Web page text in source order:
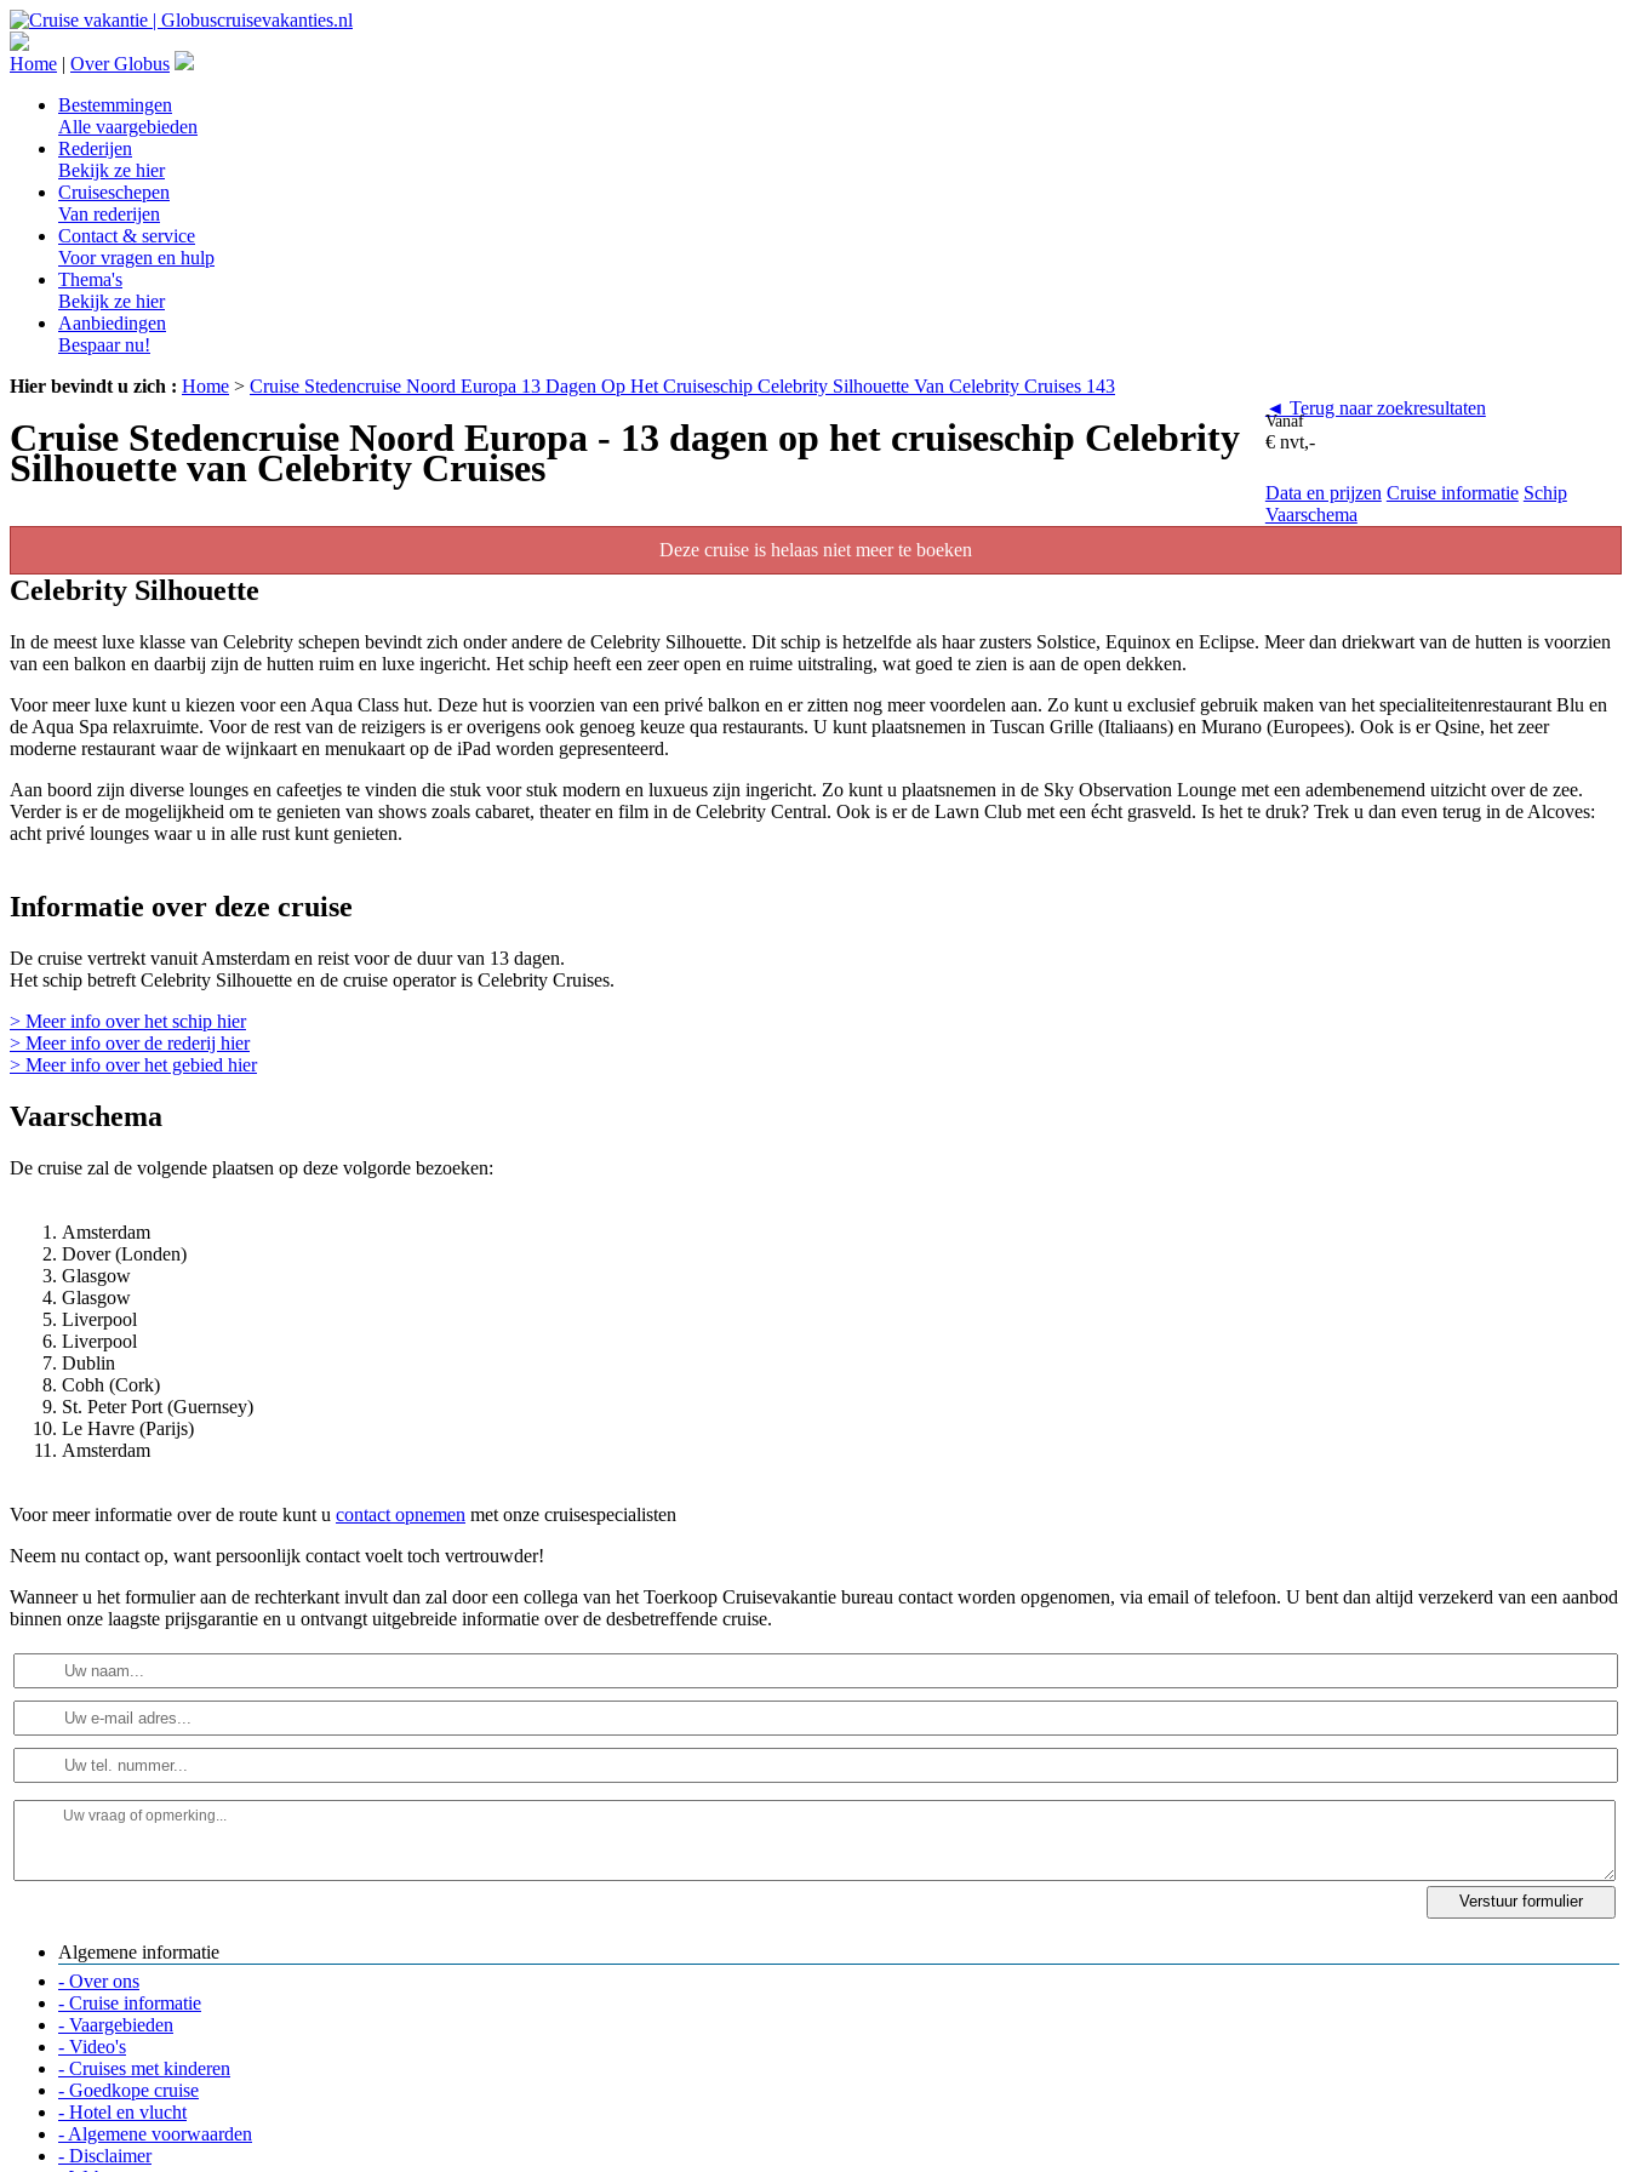
Home | Over Globus
Bestemmingen
Alle vaargebieden
Rederijen
Bekijk ze hier
Cruiseschepen
Van rederijen
Contact & service
Voor vragen en hulp
Thema's
Bekijk ze hier
Aanbiedingen
Bespaar nu!
Hier bevindt u zich : Home > Cruise Stedencruise Noord Europa 13 Dagen Op Het Cruiseschip Celebrity Silhouette Van Celebrity Cruises 143
◄ Terug naar zoekresultaten
Cruise Stedencruise Noord Europa - 13 dagen op het cruiseschip Celebrity
Silhouette van Celebrity Cruises
Vanaf
€ nvt,-
Data en prijzen Cruise informatie Schip
Vaarschema
Deze cruise is helaas niet meer te boeken
Celebrity Silhouette
In de meest luxe klasse van Celebrity schepen bevindt zich onder andere de Celebrity Silhouette. Dit schip is hetzelfde als haar zusters Solstice, Equinox en Eclipse. Meer dan driekwart van de hutten is voorzien
van een balkon en daarbij zijn de hutten ruim en luxe ingericht. Het schip heeft een zeer open en ruime uitstraling, wat goed te zien is aan de open dekken.
Voor meer luxe kunt u kiezen voor een Aqua Class hut. Deze hut is voorzien van een privé balkon en er zitten nog meer voordelen aan. Zo kunt u exclusief gebruik maken van het specialiteitenrestaurant Blu en
de Aqua Spa relaxruimte. Voor de rest van de reizigers is er overigens ook genoeg keuze qua restaurants. U kunt plaatsnemen in Tuscan Grille (Italiaans) en Murano (Europees). Ook is er Qsine, het zeer
moderne restaurant waar de wijnkaart en menukaart op de iPad worden gepresenteerd.
Aan boord zijn diverse lounges en cafeetjes te vinden die stuk voor stuk modern en luxueus zijn ingericht. Zo kunt u plaatsnemen in de Sky Observation Lounge met een adembenemend uitzicht over de zee.
Verder is er de mogelijkheid om te genieten van shows zoals cabaret, theater en film in de Celebrity Central. Ook is er de Lawn Club met een écht grasveld. Is het te druk? Trek u dan even terug in de Alcoves:
acht privé lounges waar u in alle rust kunt genieten.
Informatie over deze cruise
De cruise vertrekt vanuit Amsterdam en reist voor de duur van 13 dagen.
Het schip betreft Celebrity Silhouette en de cruise operator is Celebrity Cruises.
> Meer info over het schip hier
> Meer info over de rederij hier
> Meer info over het gebied hier
Vaarschema
De cruise zal de volgende plaatsen op deze volgorde bezoeken:
Amsterdam
Dover (Londen)
Glasgow
Glasgow
Liverpool
Liverpool
Dublin
Cobh (Cork)
St. Peter Port (Guernsey)
Le Havre (Parijs)
Amsterdam
Voor meer informatie over de route kunt u contact opnemen met onze cruisespecialisten
Neem nu contact op, want persoonlijk contact voelt toch vertrouwder!
Wanneer u het formulier aan de rechterkant invult dan zal door een collega van het Toerkoop Cruisevakantie bureau contact worden opgenomen, via email of telefoon. U bent dan altijd verzekerd van een aanbod
binnen onze laagste prijsgarantie en u ontvangt uitgebreide informatie over de desbetreffende cruise.
Algemene informatie
- Over ons
- Cruise informatie
- Vaargebieden
- Video's
- Cruises met kinderen
- Goedkope cruise
- Hotel en vlucht
- Algemene voorwaarden
- Disclaimer